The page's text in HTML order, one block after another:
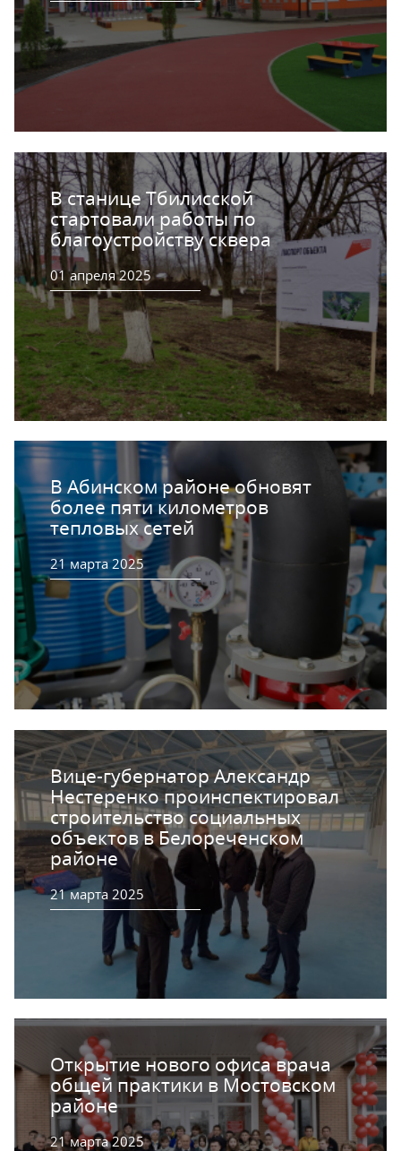
В станице Тбилисской
стартовали работы по
благоустройству сквера
01 апреля 2025
В Абинском районе обновят
более пяти километров
тепловых сетей
21 марта 2025
Вице-губернатор Александр
Нестеренко проинспектировал
строительство социальных
объектов в Белореченском
районе
21 марта 2025
Открытие нового офиса врача
общей практики в Мостовском
районе
21 марта 2025